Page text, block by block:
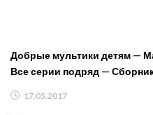
Добрые мультики детям —
Все серии подряд —
17.05.2017